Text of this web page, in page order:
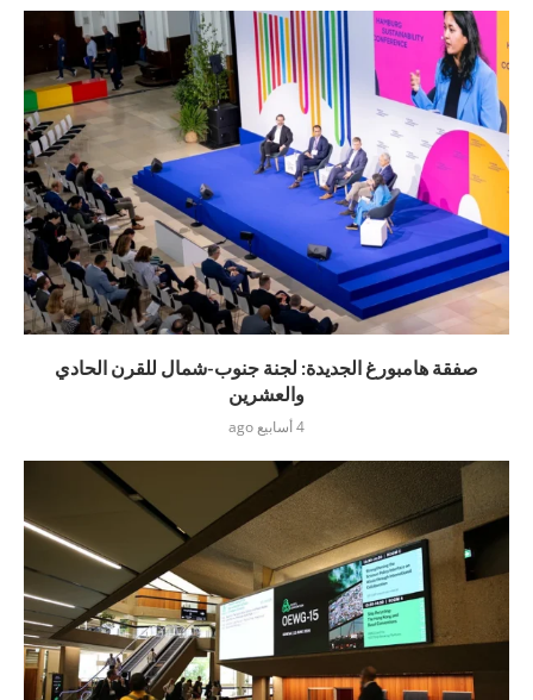
صفقة هامبورغ الجديدة: لجنة جنوب-شمال للقرن الحادي
والعشرين
4 أسابيع ago